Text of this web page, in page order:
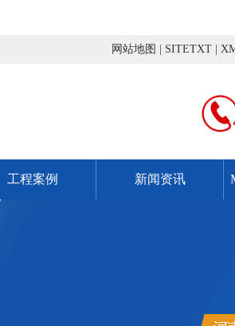
网站地图 SITETXT
工程案例 新闻资讯